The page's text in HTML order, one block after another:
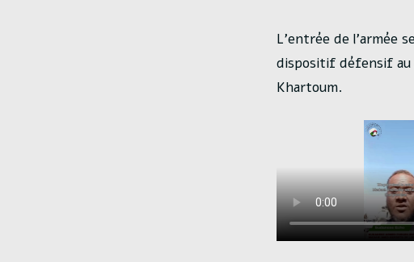
L’entrée de l’armée
dispositif défensif au
Khartoum.